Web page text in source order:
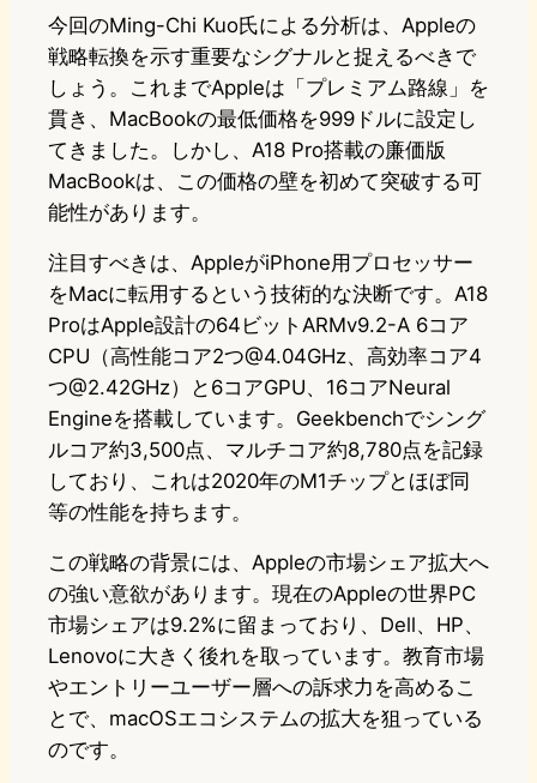
今回のMing-Chi Kuo氏による分析は、Appleの
戦略転換を示す重要なシグナルと捉えるべきで
しょう。これまでAppleは「プレミアム路線」を
貫き、MacBookの最低価格を999ドルに設定し
てきました。しかし、A18 Pro搭載の廉価版
MacBookは、この価格の壁を初めて突破する可
能性があります。
注目すべきは、AppleがiPhone用プロセッサー
をMacに転用するという技術的な決断です。A18
ProはApple設計の64ビットARMv9.2-A 6コア
CPU（高性能コア2つ@4.04GHz、高効率コア4
つ@2.42GHz）と6コアGPU、16コアNeural
Engineを搭載しています。Geekbenchでシング
ルコア約3,500点、マルチコア約8,780点を記録
しており、これは2020年のM1チップとほぼ同
等の性能を持ちます。
この戦略の背景には、Appleの市場シェア拡大へ
の強い意欲があります。現在のAppleの世界PC
市場シェアは9.2%に留まっており、Dell、HP、
Lenovoに大きく後れを取っています。教育市場
やエントリーユーザー層への訴求力を高めるこ
とで、macOSエコシステムの拡大を狙っている
のです。